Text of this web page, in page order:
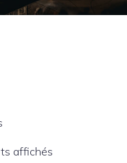
affichés